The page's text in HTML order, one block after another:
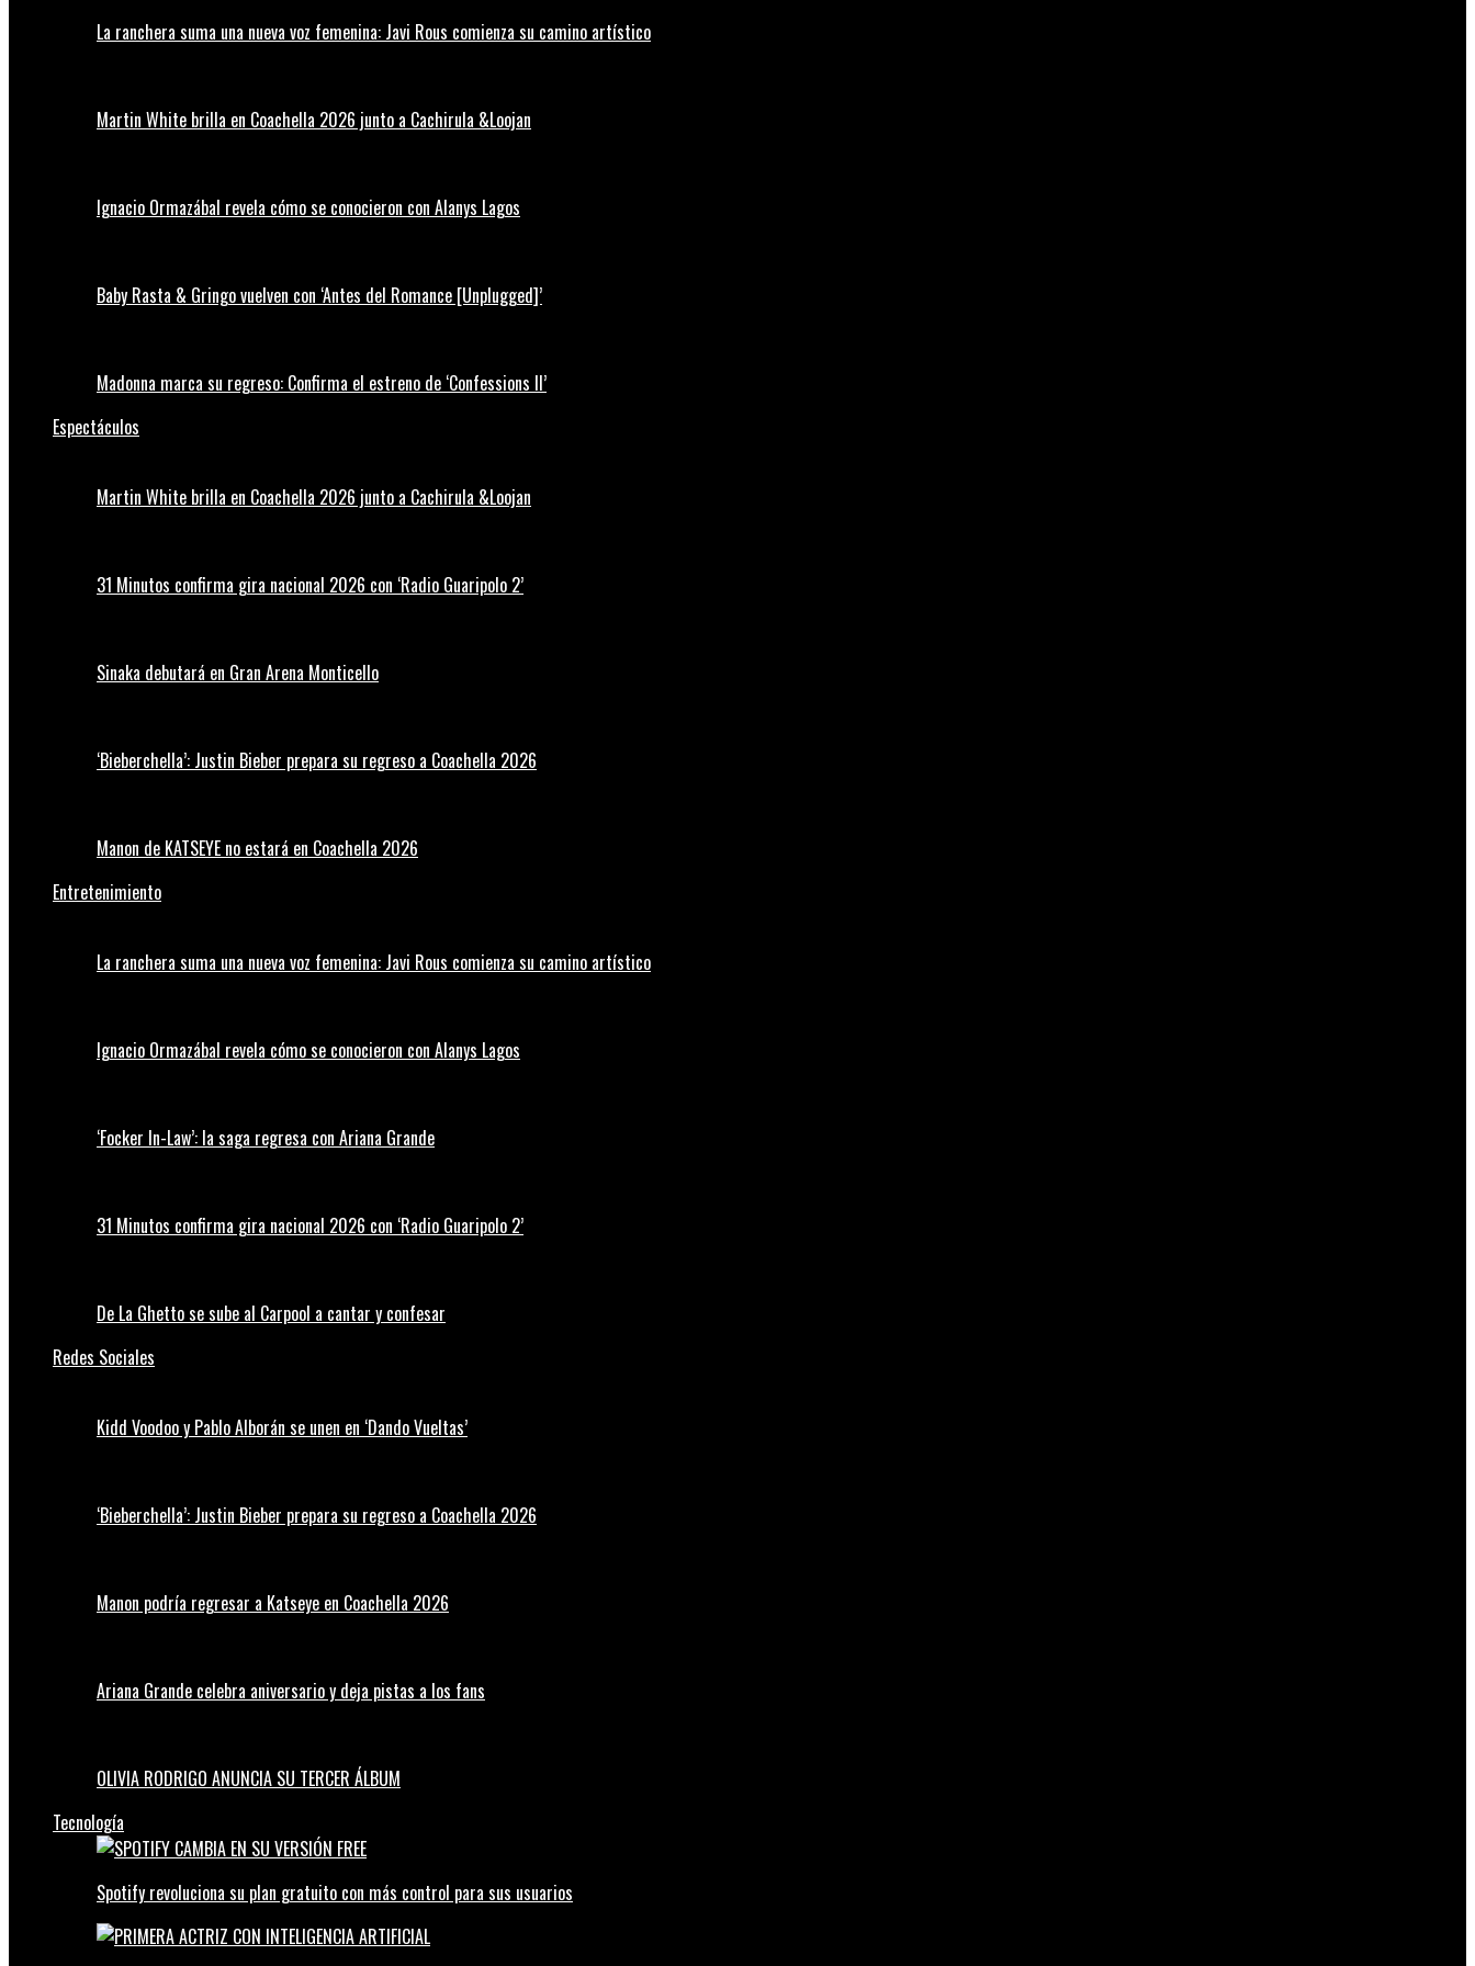
La ranchera suma una nueva voz femenina: Javi Rous comienza su camino artístico
Martin White brilla en Coachella 2026 junto a Cachirula &Loojan
Ignacio Ormazábal revela cómo se conocieron con Alanys Lagos
Baby Rasta & Gringo vuelven con ‘Antes del Romance [Unplugged]’
Madonna marca su regreso: Confirma el estreno de ‘Confessions II’
Espectáculos
Martin White brilla en Coachella 2026 junto a Cachirula &Loojan
31 Minutos confirma gira nacional 2026 con ‘Radio Guaripolo 2’
Sinaka debutará en Gran Arena Monticello
‘Bieberchella’: Justin Bieber prepara su regreso a Coachella 2026
Manon de KATSEYE no estará en Coachella 2026
Entretenimiento
La ranchera suma una nueva voz femenina: Javi Rous comienza su camino artístico
Ignacio Ormazábal revela cómo se conocieron con Alanys Lagos
‘Focker In-Law’: la saga regresa con Ariana Grande
31 Minutos confirma gira nacional 2026 con ‘Radio Guaripolo 2’
De La Ghetto se sube al Carpool a cantar y confesar
Redes Sociales
Kidd Voodoo y Pablo Alborán se unen en ‘Dando Vueltas’
‘Bieberchella’: Justin Bieber prepara su regreso a Coachella 2026
Manon podría regresar a Katseye en Coachella 2026
Ariana Grande celebra aniversario y deja pistas a los fans
OLIVIA RODRIGO ANUNCIA SU TERCER ÁLBUM
Tecnología
Spotify revoluciona su plan gratuito con más control para sus usuarios